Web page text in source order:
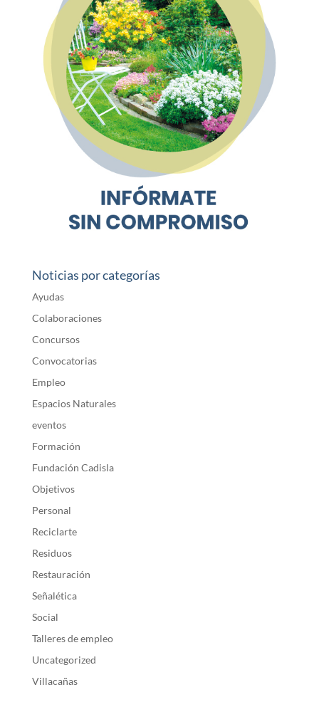
Noticias por categorías
Ayudas
Colaboraciones
Concursos
Convocatorias
Empleo
Espacios Naturales
eventos
Formación
Fundación Cadisla
Objetivos
Personal
Reciclarte
Residuos
Restauración
Señalética
Social
Talleres de empleo
Uncategorized
Villacañas